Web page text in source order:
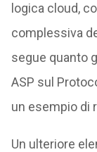
logica cloud,
complessiva
segue quanto
ASP sul
un esempio di
Un ulteriore